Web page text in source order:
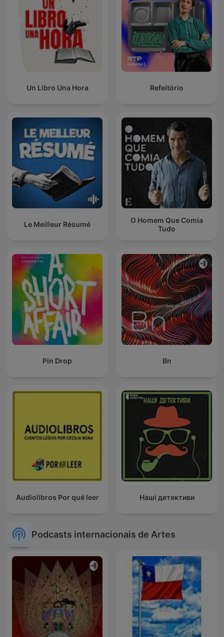
Un Libro Una Hora Refeitório
Le Meilleur Résumé
O Homem Que Comia
Tudo
Pin Drop Bn
Audiolibros Por qué leer Наші детективи
Podcasts internacionais de Artes